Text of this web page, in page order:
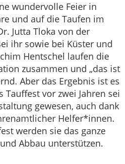
wundervolle Feier in
und auf die Taufen im
Jutta Tloka von der
ihr sowie bei Küster und
Hentschel laufen die
zusammen und „das ist
Aber das Ergebnis ist es
Tauffest vor zwei Jahren sei
gewesen, auch dank
Helfer*innen.
werden sie das ganze
Abbau unterstützen.